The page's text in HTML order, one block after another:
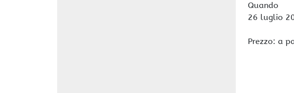
Quando
26 luglio
Prezzo: a